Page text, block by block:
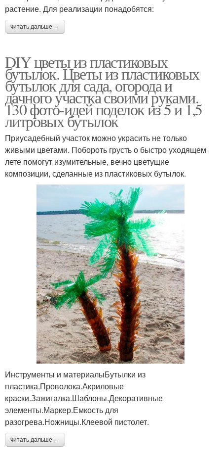
растение. Для реализации понадобятся:
читать дальше →
DIY цветы из пластиковых
бутылок. Цветы из пластиковых
бутылок для сада, огорода и
дачного участка своими руками.
130 фото-идей поделок из 5 и 1,5
литровых бутылок
Приусадебный участок можно украсить не только
живыми цветами. Побороть грусть о быстро уходящем
лете помогут изумительные, вечно цветущие
композиции, сделанные из пластиковых бутылок.
Инструменты и материалыБутылки из
пластика.Проволока.Акриловые
краски.Зажигалка.Шаблоны.Декоративные
элементы.Маркер.Емкость для
разогрева.Ножницы.Клеевой пистолет.
читать дальше →